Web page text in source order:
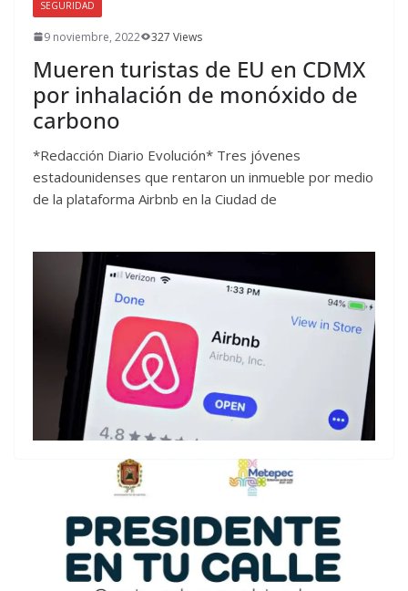
SEGURIDAD
9 noviembre, 2022 327 Views
Mueren turistas de EU en CDMX
por inhalación de monóxido de
carbono
*Redacción Diario Evolución* Tres jóvenes
estadounidenses que rentaron un inmueble por medio
de la plataforma Airbnb en la Ciudad de